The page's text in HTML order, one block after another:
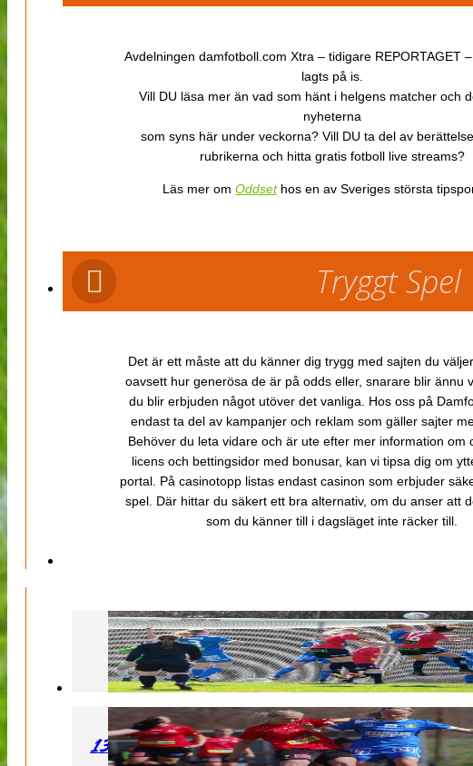
Avdelningen damfotboll.com Xtra – tidigare REPORTAGET
lagts på is.
Vill DU läsa mer än vad som hänt i helgens matcher och
nyheterna
som syns här under veckorna? Vill DU ta del av
rubrikerna och hitta gratis fotboll live streams?
Läs mer om Oddsethos en av Sveriges största
Tryggt Spel
Det är ett måste att du känner dig trygg med sajten du
oavsett hur generösa de är på odds eller, snarare blir ännu
du blir erbjuden något utöver det vanliga. Hos oss på
endast ta del av kampanjer och reklam som gäller sajter
Behöver du leta vidare och är ute efter mer information om
licens och bettingsidor med bonusar, kan vi tipsa dig om
portal. På casinotopp listas endast casinon som erbjuder
spel. Där hittar du säkert ett bra alternativ, om du anser att
som du känner till i dagsläget inte räcker till.
130427 LB 07 – QBIK